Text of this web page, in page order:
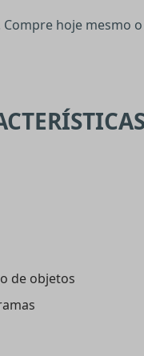
hoje mesmo
de objetos